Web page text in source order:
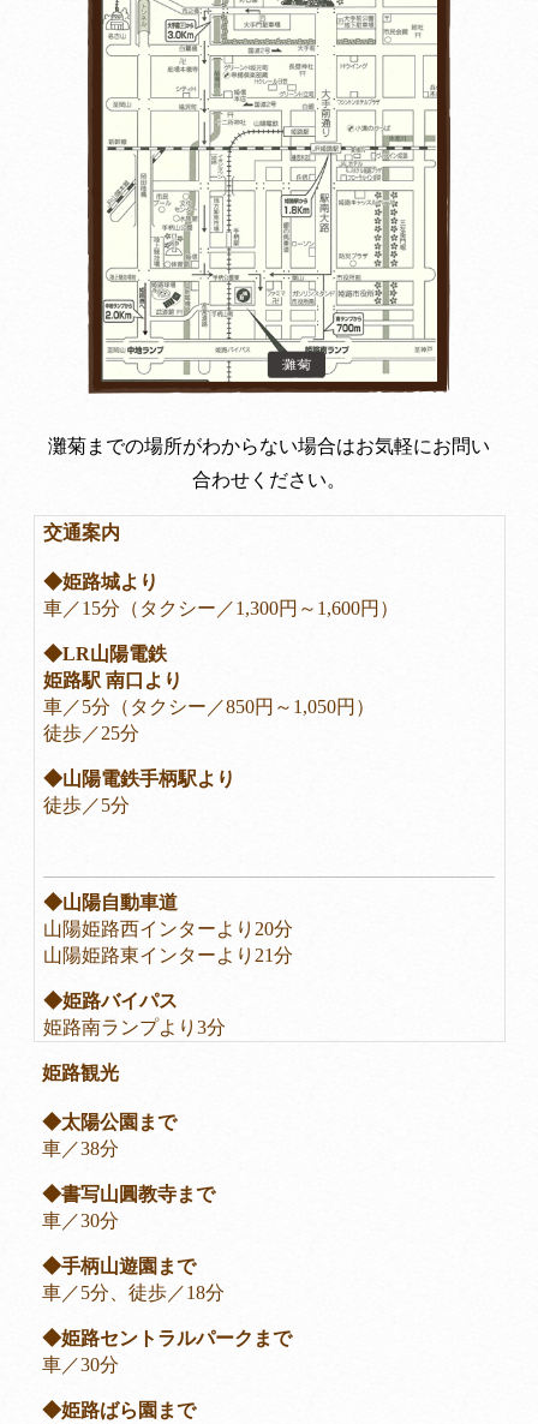
灘菊までの場所がわからない場合はお気軽にお問い
合わせください。
交通案内
◆姫路城より
車／15分（タクシー／1,300円～1,600円）
◆LR山陽電鉄
姫路駅 南口より
車／5分（タクシー／850円～1,050円）
徒歩／25分
◆山陽電鉄手柄駅より
徒歩／5分
◆山陽自動車道
山陽姫路西インターより20分
山陽姫路東インターより21分
◆姫路バイパス
姫路南ランプより3分
姫路観光
◆太陽公園まで
車／38分
◆書写山圓教寺まで
車／30分
◆手柄山遊園まで
車／5分、徒歩／18分
◆姫路セントラルパークまで
車／30分
◆姫路ばら園まで